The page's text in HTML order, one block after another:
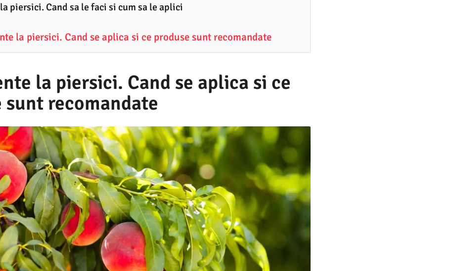
piersici. Cand sa le faci si cum sa le aplici
la piersici. Cand se aplica si ce produse sunt recomandate
la piersici. Cand se aplica si ce
sunt recomandate